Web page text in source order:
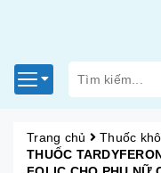
Trang chủ
Thuốc
THUỐC